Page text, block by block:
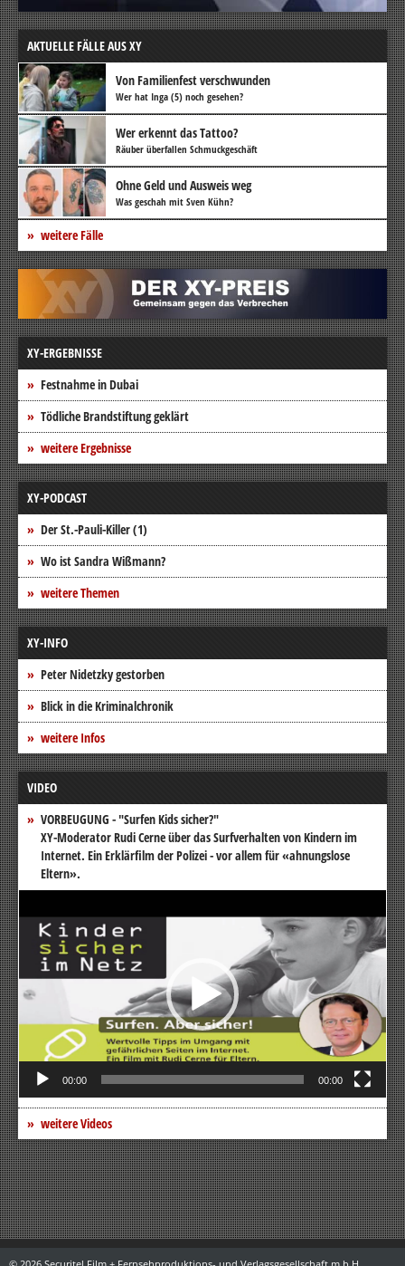
AKTUELLE FÄLLE AUS XY
Von Familienfest verschwunden
Wer hat Inga (5) noch gesehen?
Wer erkennt das Tattoo?
Räuber überfallen Schmuckgeschäft
Ohne Geld und Ausweis weg
Was geschah mit Sven Kühn?
weitere Fälle
XY-ERGEBNISSE
Festnahme in Dubai
Tödliche Brandstiftung geklärt
weitere Ergebnisse
XY-PODCAST
Der St.-Pauli-Killer (1)
Wo ist Sandra Wißmann?
weitere Themen
XY-INFO
Peter Nidetzky gestorben
Blick in die Kriminalchronik
weitere Infos
VIDEO
VORBEUGUNG - "Surfen Kids sicher?"
XY-Moderator Rudi Cerne über das Surfverhalten von Kindern im
Internet. Ein Erklärfilm der Polizei - vor allem für «ahnungslose
Eltern».
Video-
00:00 00:00
weitere Videos